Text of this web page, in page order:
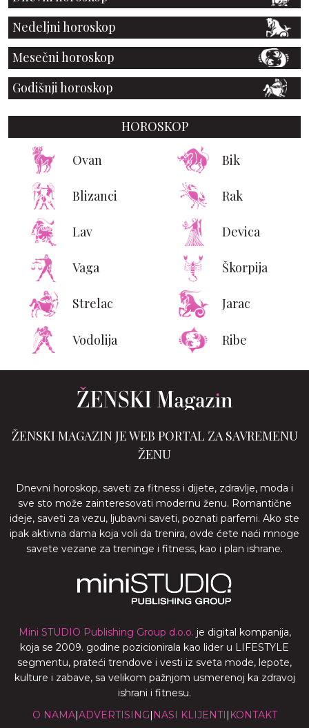
Nedeljni horoskop
Mesečni horoskop
Godišnji horoskop
HOROSKOP
Ovan Bik
Blizanci Rak
Lav Devica
Vaga Škorpija
Strelac Jarac
Vodolija Ribe
ŽENSKI MAGAZIN JE WEB PORTAL ZA SAVREMENU
ŽENU
Dnevni horoskop, saveti za fitness i dijete, zdravlje, moda i
sve sto može zainteresovati modernu ženu. Romantične
ideje, saveti za vezu, ljubavni saveti, poznati parfemi. Ako ste
ipak aktivna dama koja voli da trenira, ovde ćete naći mnoge
savete vezane za treninge i fitness, kao i plan ishrane.
Mini STUDIO Publishing Group d.o.o. je digital kompanija,
koja se 2009. godine pozicionirala kao lider u LIFESTYLE
segmentu, prateći trendove i vesti iz sveta mode, lepote,
kulture i zabave, sa velikom pažnjom usmerenoj ka zdravoj
ishrani i fitnesu.
O NAMA|ADVERTISING| NASI KLIJENTI | KONTAKT